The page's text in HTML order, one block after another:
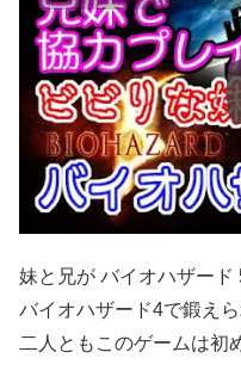
妹と兄が バイオハザード
バイオハザード4で鍛え
二人ともこのゲームは初